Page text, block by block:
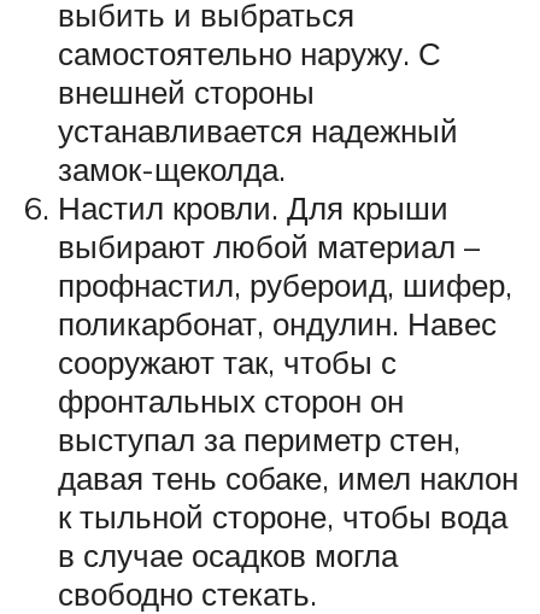
выбить и выбраться
самостоятельно наружу. С
внешней стороны
устанавливается надежный
замок-щеколда.
Настил кровли. Для крыши
выбирают любой материал –
профнастил, рубероид, шифер,
поликарбонат, ондулин. Навес
сооружают так, чтобы с
фронтальных сторон он
выступал за периметр стен,
давая тень собаке, имел наклон
к тыльной стороне, чтобы вода
в случае осадков могла
свободно стекать.